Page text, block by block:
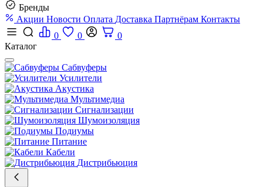
Бренды
Акции Новости Оплата Доставка Партнёрам Контакты
0
0
0
Каталог
Сабвуферы
Усилители
Акустика
Мультимедиа
Сигнализации
Шумоизоляция
Подиумы
Питание
Кабели
Дистрибьюция